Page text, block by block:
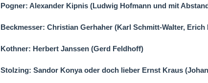
Pogner: Alexander Kipnis (Ludwig Hofmann und mit
Beckmesser: Christian Gerhaher (Karl Schmitt-Walter, Erich
Kothner: Herbert Janssen (Gerd Feldhoff)
Stolzing: Sandor Konya oder doch lieber Ernst Kraus